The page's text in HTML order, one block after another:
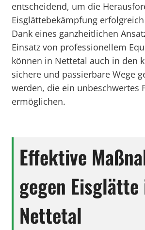
entscheidend, um die
Eisglättebekämpfung
Dank eines ganzheitlichen
Einsatz von professionellem
können in Nettetal auch in den
sichere und passierbare Wege
werden, die ein unbeschwertes
ermöglichen.
Effektive
gegen Eisglätte
Nettetal